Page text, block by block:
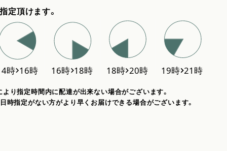
定頂けます。
り指定時間内に配達が出来ない場合がございます。
時指定がない方がより早くお届けできる場合がございます。